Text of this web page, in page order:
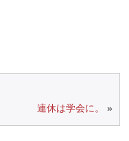
連休は学会に。 »